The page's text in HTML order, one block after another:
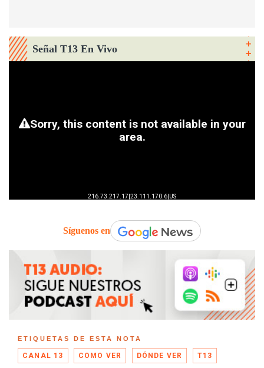
Señal T13 En Vivo
Síguenos en
ETIQUETAS DE ESTA NOTA
CANAL 13 COMO VER DÓNDE VER T13